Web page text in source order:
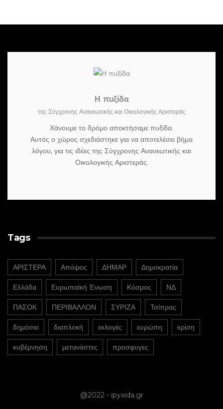
Η πυξίδα
της Σύγχρονης Ανανεωτικής και Οικολογικής Αριστεράς
Χάνουμε το δρόμο αποκτήσαμε πυξίδα.
Αυτός ο χώρος σχεδιάστηκε για να αποτελέσει βήμα
λόγου, για τις ιδέες της Σύγχρονης Ανανεωτικής και
Οικολογικής Αριστεράς.
Tags
ΑΡΙΣΤΕΡΑ Απόψεις ΔΗΜΑΡ Δημοκρατία
Ελλάδα Ευρωπαϊκή Ένωση Κόσμος ΝΔ
ΠΑΣΟΚ ΠΕΡΙΒΑΛΛΟΝ ΣΥΡΙΖΑ Τσίπρας
δημόσιο διαπλοκή εκλογές ευρώπη κρίση
κυβέρνηση μετανάστες προσφυγες
@2022 - ipyxida.gr